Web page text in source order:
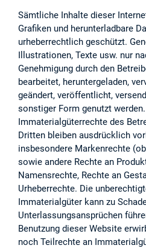
Sämtliche Inhalte dieser
Grafiken und herunterladbare
urheberrechtlich geschützt.
Illustrationen, Texte usw. nur
Genehmigung durch den
bearbeitet, heruntergeladen,
geändert, veröffentlicht,
sonstiger Form genutzt
Immaterialgüterrechte des
Dritten bleiben ausdrücklich
insbesondere Markenrechte
sowie andere Rechte an
Namensrechte, Rechte an
Urheberrechte. Die
Immaterialgüter kann zu
Unterlassungsansprüchen
Benutzung dieser Website
noch Teilrechte an